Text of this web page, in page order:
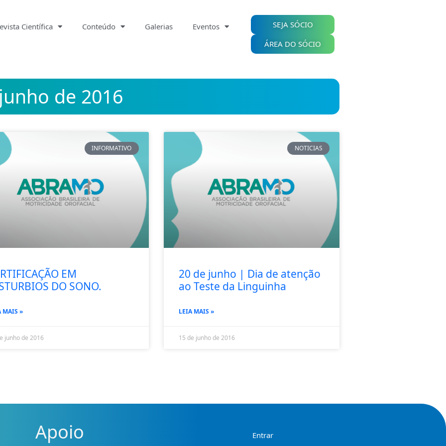
Científica Conteúdo Galerias Eventos
SEJA SÓCIO
ÁREA DO SÓCIO
junho de 2016
INFORMATIVO
EM
DO SONO.
MAIS »
junho de 2016
NOTICIAS
20 de junho | Dia de atenção
ao Teste da Linguinha
LEIA MAIS »
15 de junho de 2016
Apoio Entrar